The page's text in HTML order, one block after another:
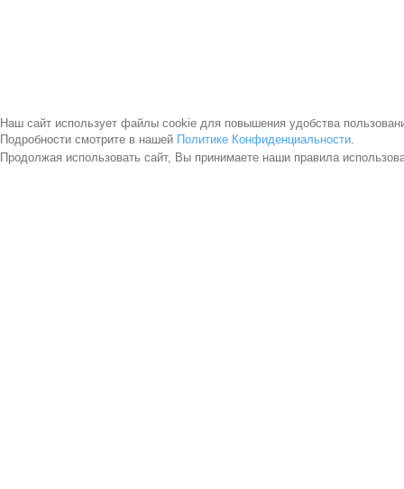
Наш сайт использует файлы cookie для повышения удобства
Подробности смотрите в нашей Политике Конфиденциальности.
Продолжая использовать сайт, Вы принимаете наши правила